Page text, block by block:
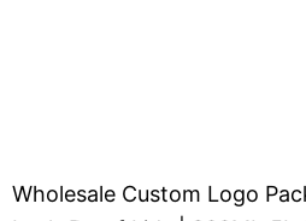
Wholesale Custom Logo